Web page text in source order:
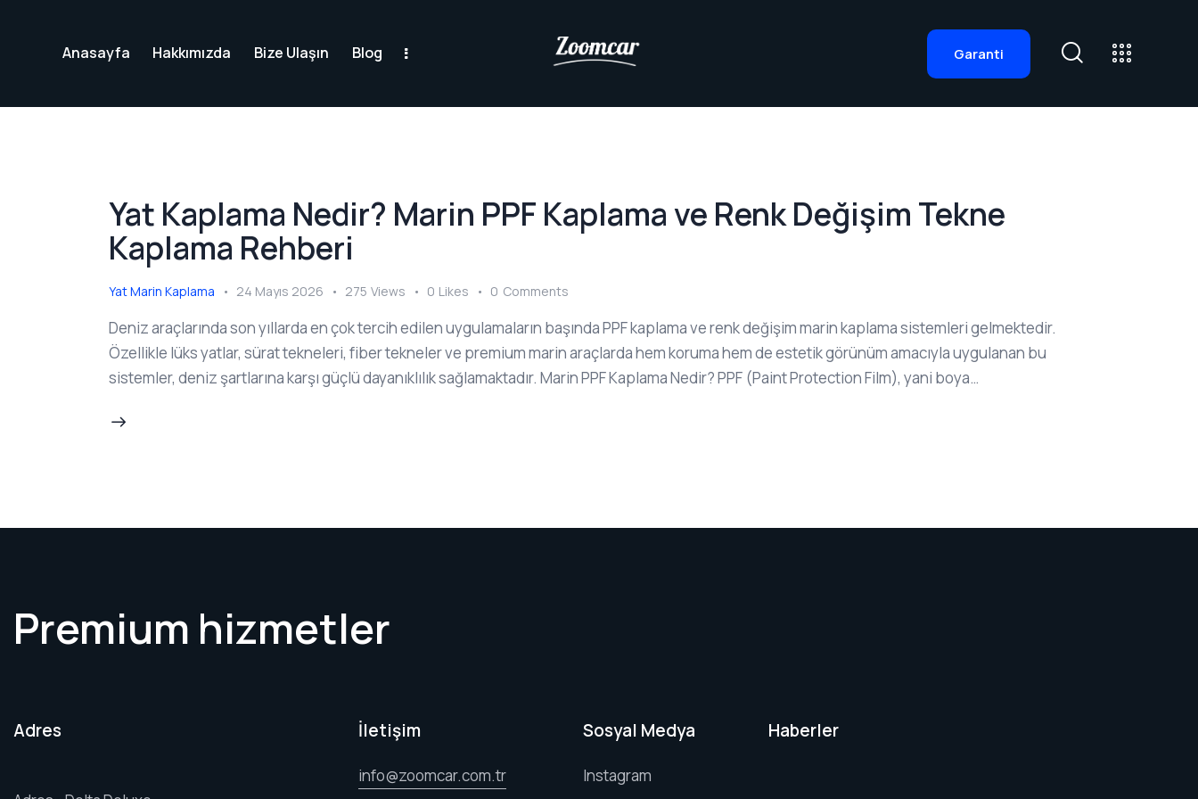
Anasayfa Hakkımızda Bize Ulaşın Blog Garanti
Yat Kaplama Nedir? Marin PPF Kaplama ve Renk Değişim Tekne
Kaplama Rehberi
Yat Marin Kaplama 24 Mayıs 2026 275 Views 0 Likes 0 Comments
Deniz araçlarında son yıllarda en çok tercih edilen uygulamaların başında PPF kaplama ve renk değişim marin kaplama sistemleri gelmektedir.
Özellikle lüks yatlar, sürat tekneleri, fiber tekneler ve premium marin araçlarda hem koruma hem de estetik görünüm amacıyla uygulanan bu
sistemler, deniz şartlarına karşı güçlü dayanıklılık sağlamaktadır. Marin PPF Kaplama Nedir? PPF (Paint Protection Film), yani boya…
Premium hizmetler
Adres İletişim
info@zoomcar.com.tr
Sosyal Medya
Instagram
Haberler